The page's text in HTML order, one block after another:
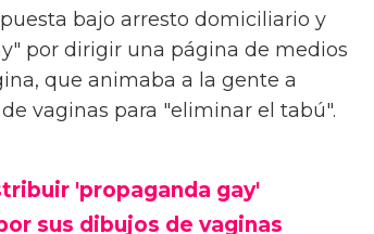
bajo arresto domiciliario y
por dirigir una página de medios
que animaba a la gente a
vaginas para "eliminar el tabú".
'propaganda gay'
sus dibujos de vaginas